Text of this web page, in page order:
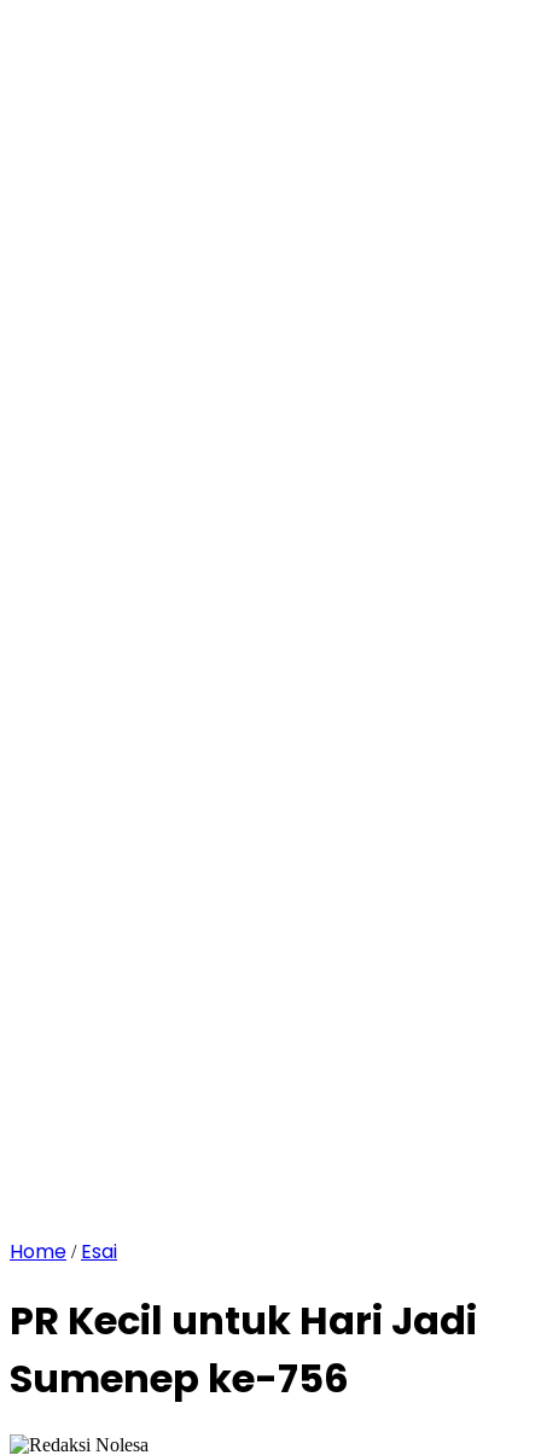
Home / Esai
PR Kecil untuk Hari Jadi
Sumenep ke-756